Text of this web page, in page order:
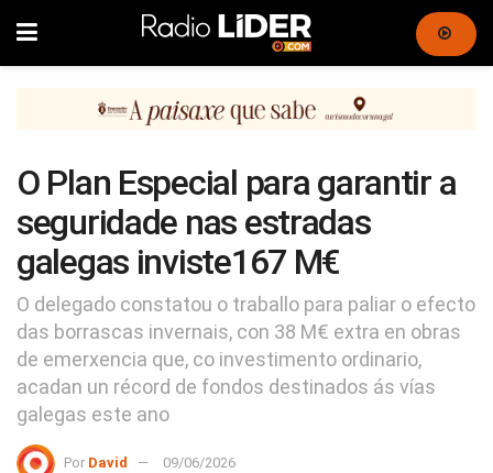
O Plan Especial para garantir a
seguridade nas estradas
galegas inviste167 M€
O delegado constatou o traballo para paliar o efecto
das borrascas invernais, con 38 M€ extra en obras
de emerxencia que, co investimento ordinario,
acadan un récord de fondos destinados ás vías
galegas este ano
Por David 09/06/2026